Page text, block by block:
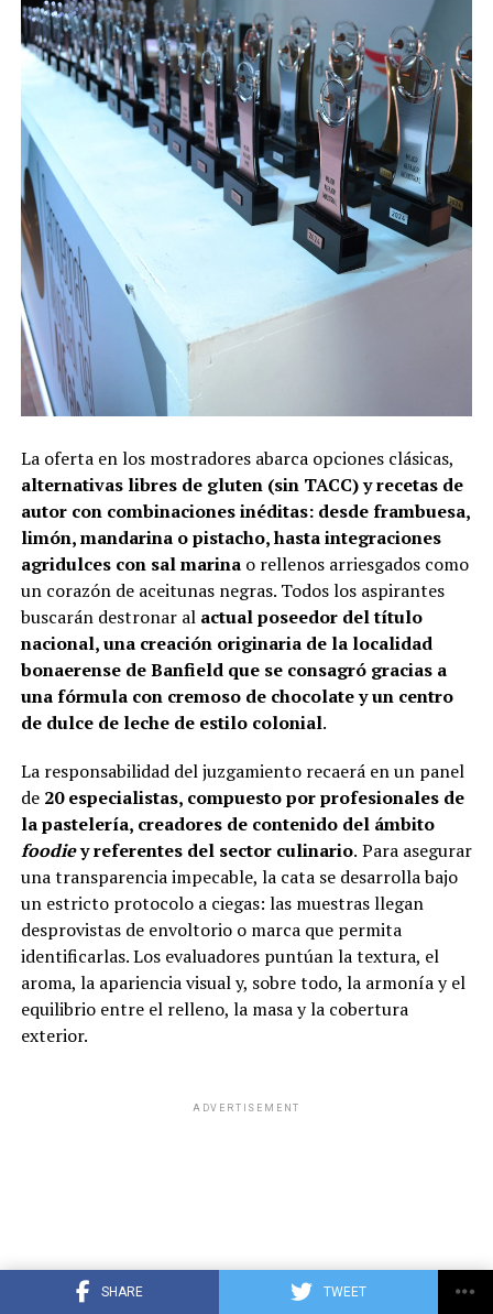
SHARE TWEET
La oferta en los mostradores abarca opciones clásicas,
alternativas libres de gluten (sin TACC) y recetas de
autor con combinaciones inéditas: desde frambuesa,
limón, mandarina o pistacho, hasta integraciones
agridulces con sal marinao rellenos arriesgados como
un corazón de aceitunas negras. Todos los aspirantes
buscarán destronar al actual poseedor del título
nacional, una creación originaria de la localidad
bonaerense de Banfield que se consagró gracias a
una fórmula con cremoso de chocolatey un centro
de dulce de leche de estilo colonial.
La responsabilidad del juzgamiento recaerá en un panel
de 20 especialistas, compuesto por profesionales de
la pastelería, creadores de contenido del ámbito
foodiey referentes del sector culinario. Para asegurar
una transparencia impecable, la cata se desarrolla bajo
un estricto protocolo a ciegas: las muestras llegan
desprovistas de envoltorio o marca que permita
identificarlas. Los evaluadores puntúan la textura, el
aroma, la apariencia visual y, sobre todo, la armonía y el
equilibrio entre el relleno, la masa y la cobertura
exterior.
ADVERTISEMENT